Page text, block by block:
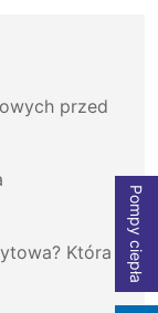
Pompy ciepła
przed
Która